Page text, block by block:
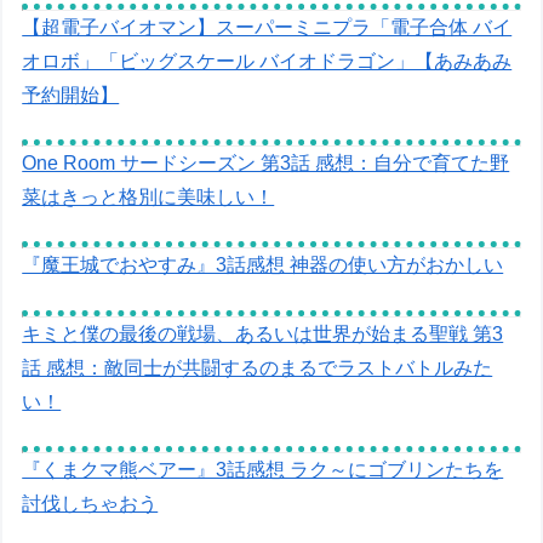
【超電子バイオマン】スーパーミニプラ「電子合体 バイ
オロボ」「ビッグスケール バイオドラゴン」【あみあみ
予約開始】
One Room サードシーズン 第3話 感想：自分で育てた野
菜はきっと格別に美味しい！
『魔王城でおやすみ』3話感想 神器の使い方がおかしい
キミと僕の最後の戦場、あるいは世界が始まる聖戦 第3
話 感想：敵同士が共闘するのまるでラストバトルみた
い！
『くまクマ熊ベアー』3話感想 ラク～にゴブリンたちを
討伐しちゃおう